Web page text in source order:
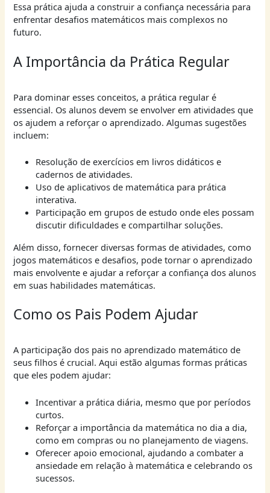
Essa prática ajuda a construir a confiança necessária para
enfrentar desafios matemáticos mais complexos no
futuro.
A Importância da Prática Regular
Para dominar esses conceitos, a prática regular é
essencial. Os alunos devem se envolver em atividades que
os ajudem a reforçar o aprendizado. Algumas sugestões
incluem:
Resolução de exercícios em livros didáticos e
cadernos de atividades.
Uso de aplicativos de matemática para prática
interativa.
Participação em grupos de estudo onde eles possam
discutir dificuldades e compartilhar soluções.
Além disso, fornecer diversas formas de atividades, como
jogos matemáticos e desafios, pode tornar o aprendizado
mais envolvente e ajudar a reforçar a confiança dos alunos
em suas habilidades matemáticas.
Como os Pais Podem Ajudar
A participação dos pais no aprendizado matemático de
seus filhos é crucial. Aqui estão algumas formas práticas
que eles podem ajudar:
Incentivar a prática diária, mesmo que por períodos
curtos.
Reforçar a importância da matemática no dia a dia,
como em compras ou no planejamento de viagens.
Oferecer apoio emocional, ajudando a combater a
ansiedade em relação à matemática e celebrando os
sucessos.